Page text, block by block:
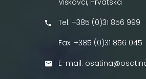
Viškovci, Hrvatska
Tel: +385 (0)31 856 999
Fax: +385 (0)31 856 045
E-mail: